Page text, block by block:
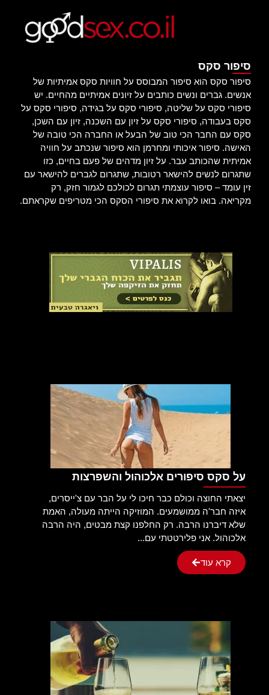
סיפור סקס
סיפור סקס הוא סיפור המבוסס על חוויות סקס אמיתיות של
אנשים. גברים ונשים כותבים על זיונים אמיתיים מהחיים. יש
סיפורי סקס על שליטה, סיפורי סקס על בגידה, סיפורי סקס על
סקס בעבודה, סיפורי סקס על זיון עם השכנה, זיון עם השכן,
סקס עם החבר הכי טוב של הבעל או החברה הכי טובה של
האישה. סיפור איכותי ומחרמן הוא סיפור שנכתב על חוויה
אמיתית שהכותב עבר. על זיון מדהים של פעם בחיים, כזו
שתגרום לנשים להישאר רטובות, שתגרום לגברים להישאר עם
זין עומד – סיפור עוצמתי תגרום לכולכם לגמור חזק, רק
מקריאה. בואו לקרוא את סיפורי הסקס הכי מטריפים שקראתם.
על סקס סיפורים אלכוהול והשפרצות
יצאתי החוצה וכולם כבר חיכו לי על הבר עם צ'ייסרים,
איזה חבר'ה ממושמעים. המוזיקה הייתה מעולה, האמת
שלא דיברנו הרבה. רק החלפנו קצת מבטים, היה הרבה
אלכוהול. אני פלירטטתי עם...
קרא עוד